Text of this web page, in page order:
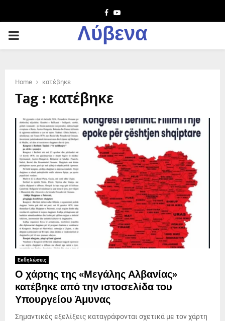
Facebook
Youtube
PRIMARY
Λύβενα
Home κατέβηκε
Tag : κατέβηκε
Εκδηλώσεις
Ο χάρτης της «Μεγάλης Αλβανίας»
κατέβηκε από την ιστοσελίδα του
Υπουργείου Άμυνας
Σημαντικές εξελίξεις καταγράφονται σχετικά με τον χάρτη